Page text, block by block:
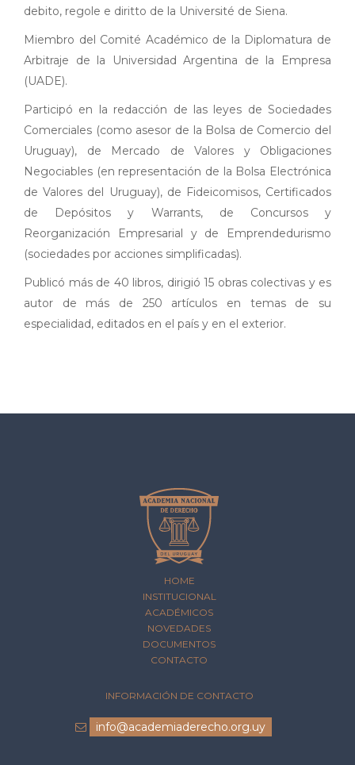
debito, regole e diritto de la Université de Siena.
Miembro del Comité Académico de la Diplomatura de
Arbitraje de la Universidad Argentina de la Empresa
(UADE).
Participó en la redacción de las leyes de Sociedades
Comerciales (como asesor de la Bolsa de Comercio del
Uruguay), de Mercado de Valores y Obligaciones
Negociables (en representación de la Bolsa Electrónica
de Valores del Uruguay), de Fideicomisos, Certificados
de Depósitos y Warrants, de Concursos y
Reorganización Empresarial y de Emprendedurismo
(sociedades por acciones simplificadas).
Publicó más de 40 libros, dirigió 15 obras colectivas y es
autor de más de 250 artículos en temas de su
especialidad, editados en el país y en el exterior.
HOME
INSTITUCIONAL
ACADÉMICOS
NOVEDADES
DOCUMENTOS
CONTACTO
INFORMACIÓN DE CONTACTO
info@academiaderecho.org.uy